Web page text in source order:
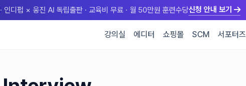
· 인디펍 × 웅진 AI 독립출판 · 교육비 무료 · 월 50만원 훈련수당신청 안내 보기
강의실 에디터 쇼핑몰 SCM 서포터즈